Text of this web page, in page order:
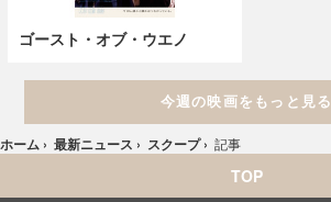
ゴースト・オブ・ウエノ
今週の映画をもっと見る
ホーム › 最新ニュース › スクープ › 記事
TOP